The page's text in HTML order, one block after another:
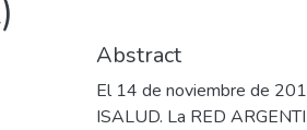
Abstract
El 14 de noviembre de
ISALUD. La RED